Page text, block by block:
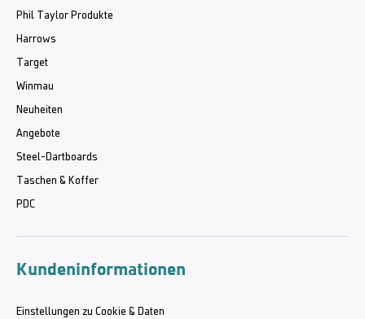
Phil Taylor Produkte
Harrows
Target
Winmau
Neuheiten
Angebote
Steel-Dartboards
Taschen & Koffer
PDC
Kundeninformationen
Einstellungen zu Cookie & Daten